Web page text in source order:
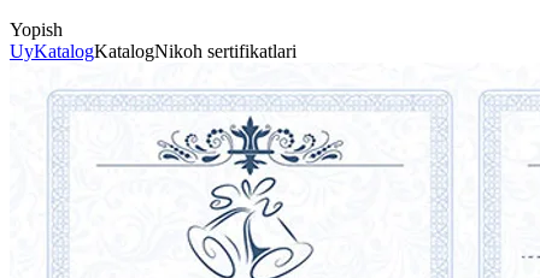
Yopish
UyKatalogKatalogNikoh sertifikatlari